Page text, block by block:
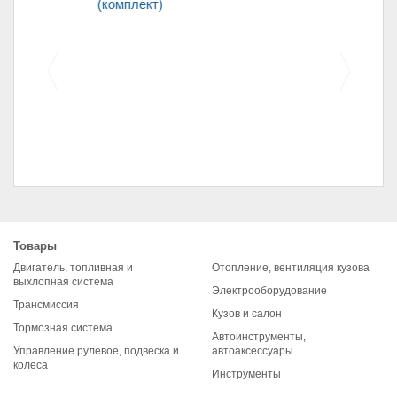
2108
Товары
Двигатель, топливная и
выхлопная система
Трансмиссия
Тормозная система
Управление рулевое, подвеска и
колеса
Отопление, вентиляция кузова
Электрооборудование
Кузов и салон
Автоинструменты,
автоаксессуары
Инструменты